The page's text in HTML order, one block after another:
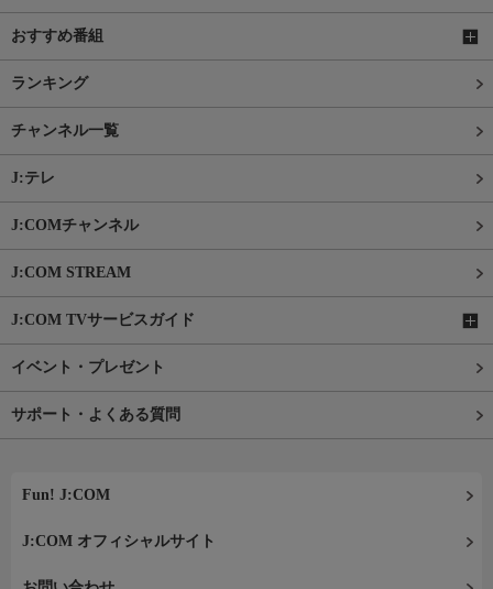
おすすめ番組
ランキング
チャンネル一覧
J:テレ
J:COMチャンネル
J:COM STREAM
J:COM TVサービスガイド
イベント・プレゼント
サポート・よくある質問
Fun! J:COM
J:COM オフィシャルサイト